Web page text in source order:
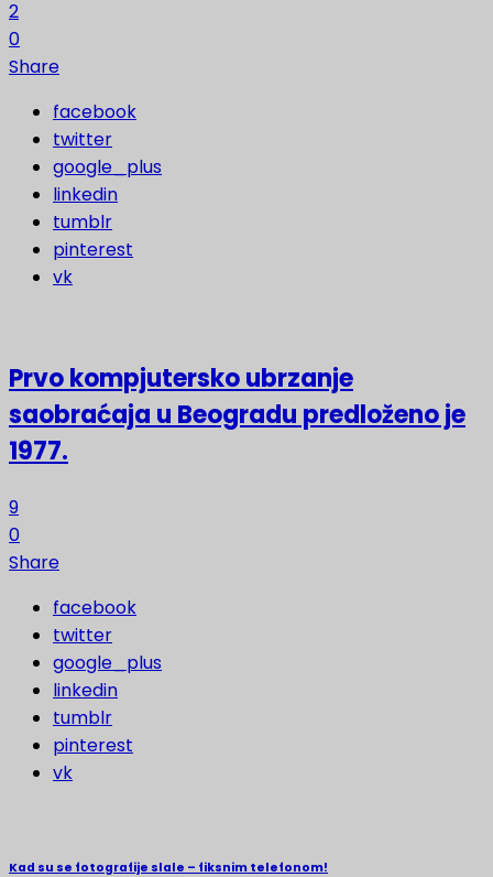
2
0
Share
facebook
twitter
google_plus
linkedin
tumblr
pinterest
vk
Prvo kompjutersko ubrzanje
saobraćaja u Beogradu predloženo je
1977.
9
0
Share
facebook
twitter
google_plus
linkedin
tumblr
pinterest
vk
Kad su se fotografije slale – fiksnim telefonom!